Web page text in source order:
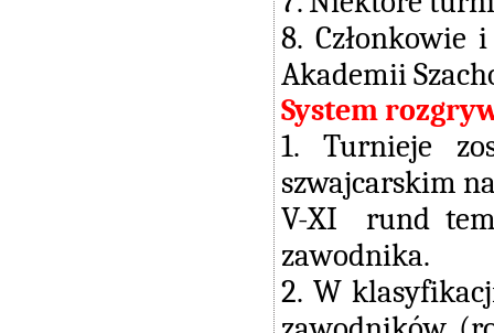
8. Członkowie
Akademii
System
1. Turnieje
szwajcarskim
V-XI rund
zawodnika.
2. W